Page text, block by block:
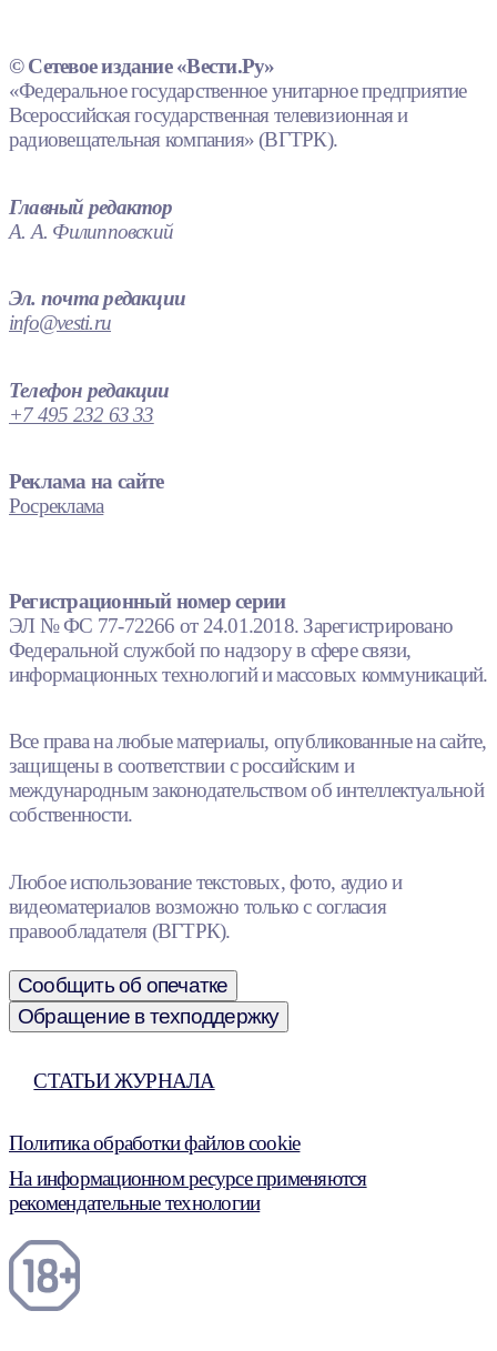
© Сетевое издание «Вести.Ру»
«Федеральное государственное унитарное предприятие
Всероссийская государственная телевизионная и
радиовещательная компания» (ВГТРК).
Главный редактор
А. А. Филипповский
Эл. почта редакции
info@vesti.ru
Телефон редакции
+7 495 232 63 33
Реклама на сайте
Росреклама
Регистрационный номер серии
ЭЛ № ФС 77-72266 от 24.01.2018. Зарегистрировано
Федеральной службой по надзору в сфере связи,
информационных технологий и массовых коммуникаций.
Все права на любые материалы, опубликованные на сайте,
защищены в соответствии с российским и
международным законодательством об интеллектуальной
собственности.
Любое использование текстовых, фото, аудио и
видеоматериалов возможно только с согласия
правообладателя (ВГТРК).
Сообщить об опечатке
Обращение в техподдержку
СТАТЬИ ЖУРНАЛА
Политика обработки файлов cookie
На информационном ресурсе применяются
рекомендательные технологии